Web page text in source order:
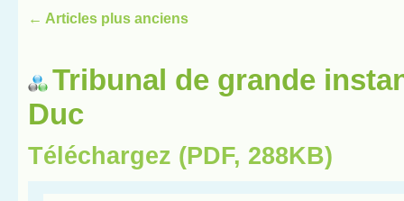
← Articles plus anciens
Tribunal de grande
Duc
Téléchargez (PDF, 288KB)